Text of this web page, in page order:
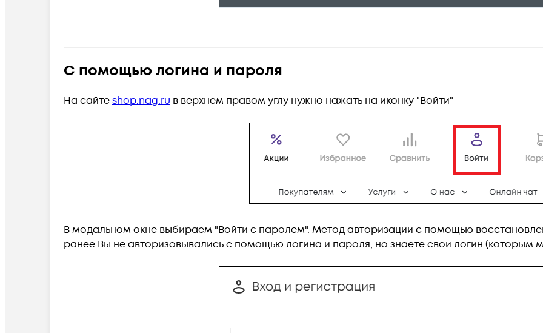
С помощью логина и пароля
На сайтеshop.nag.ru в верхнем правом углу нужно нажать на иконку "Войти"
В модальном окне выбираем "Войти с паролем". Метод авторизации с помощью
ранее Вы не авторизовывались с помощью логина и пароля, но знаете свой логин (которым